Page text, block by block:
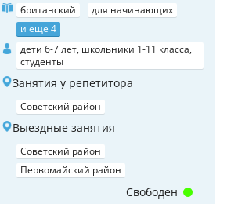
британский
для начинающих
и еще 4
дети 6-7 лет, школьники 1-11 класса,
студенты
Занятия у репетитора
Советский район
Выездные занятия
Советский район
Первомайский район
Свободен